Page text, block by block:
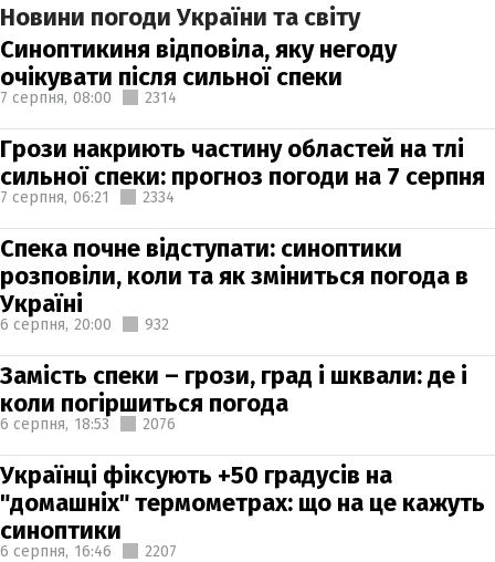
Новини погоди України та світу
Синоптикиня відповіла, яку негоду
очікувати після сильної спеки
7 серпня, 08:00 2314
Грози накриють частину областей на тлі
сильної спеки: прогноз погоди на 7 серпня
7 серпня, 06:21 2334
Спека почне відступати: синоптики
розповіли, коли та як зміниться погода в
Україні
6 серпня, 20:00 932
Замість спеки – грози, град і шквали: де і
коли погіршиться погода
6 серпня, 18:53 2076
Українці фіксують +50 градусів на
"домашніх" термометрах: що на це кажуть
синоптики
6 серпня, 16:46 2207